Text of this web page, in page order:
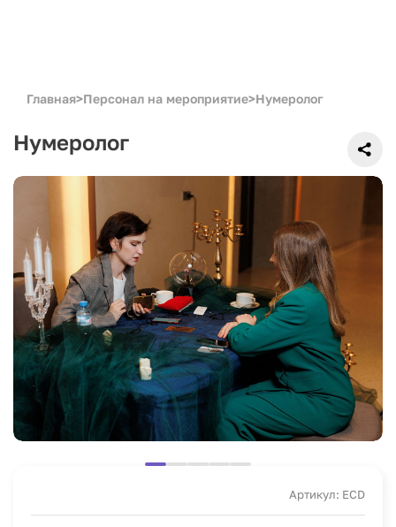
Главная>Персонал на мероприятие>Нумеролог
Нумеролог
Артикул: ECD